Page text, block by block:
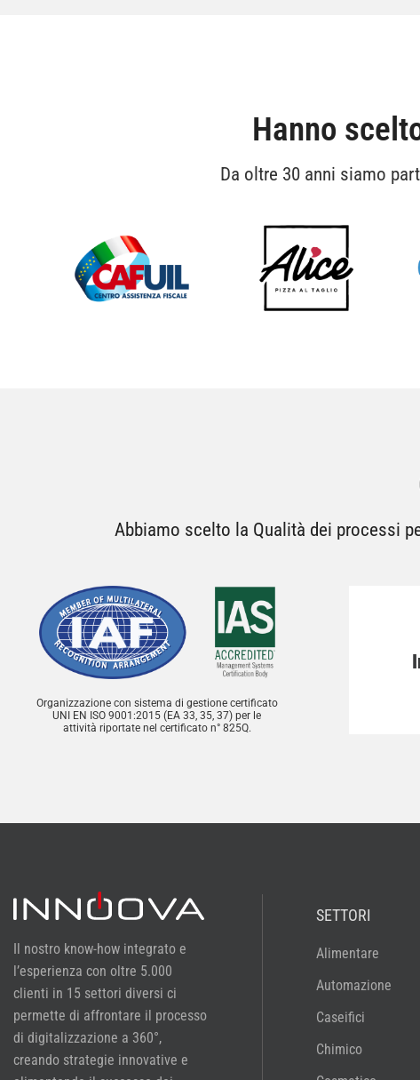
Hanno
Da oltre 30 anni siamo
Abbiamo scelto la Qualità dei processi
Organizzazione con sistema di gestione certificato
UNI EN ISO 9001:2015 (EA 33, 35, 37) per le
attività riportate nel certificato n° 825Q.
Il nostro know-how integrato e
l’esperienza con oltre 5.000
clienti in 15 settori diversi ci
permette di affrontare il processo
di digitalizzazione a 360°,
creando strategie innovative e
SETTORI
Alimentare
Automazione
Caseifici
Chimico